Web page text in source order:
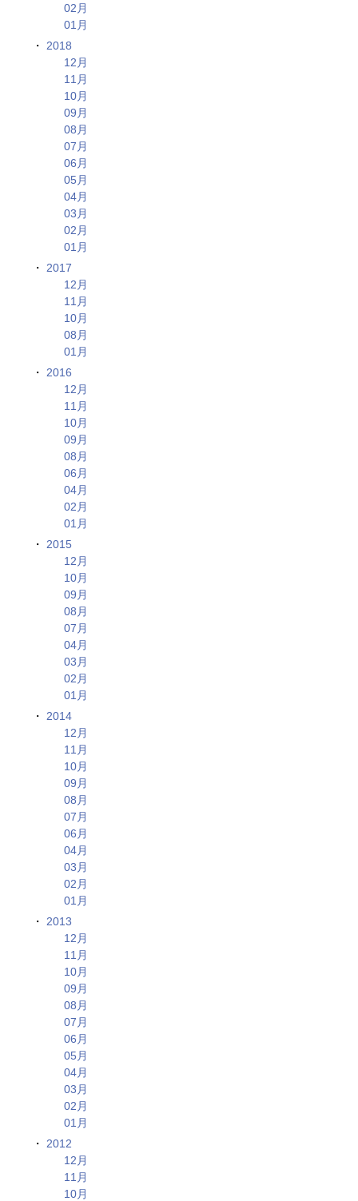
02月
01月
2018
12月
11月
10月
09月
08月
07月
06月
05月
04月
03月
02月
01月
2017
12月
11月
10月
08月
01月
2016
12月
11月
10月
09月
08月
06月
04月
02月
01月
2015
12月
10月
09月
08月
07月
04月
03月
02月
01月
2014
12月
11月
10月
09月
08月
07月
06月
04月
03月
02月
01月
2013
12月
11月
10月
09月
08月
07月
06月
05月
04月
03月
02月
01月
2012
12月
11月
10月